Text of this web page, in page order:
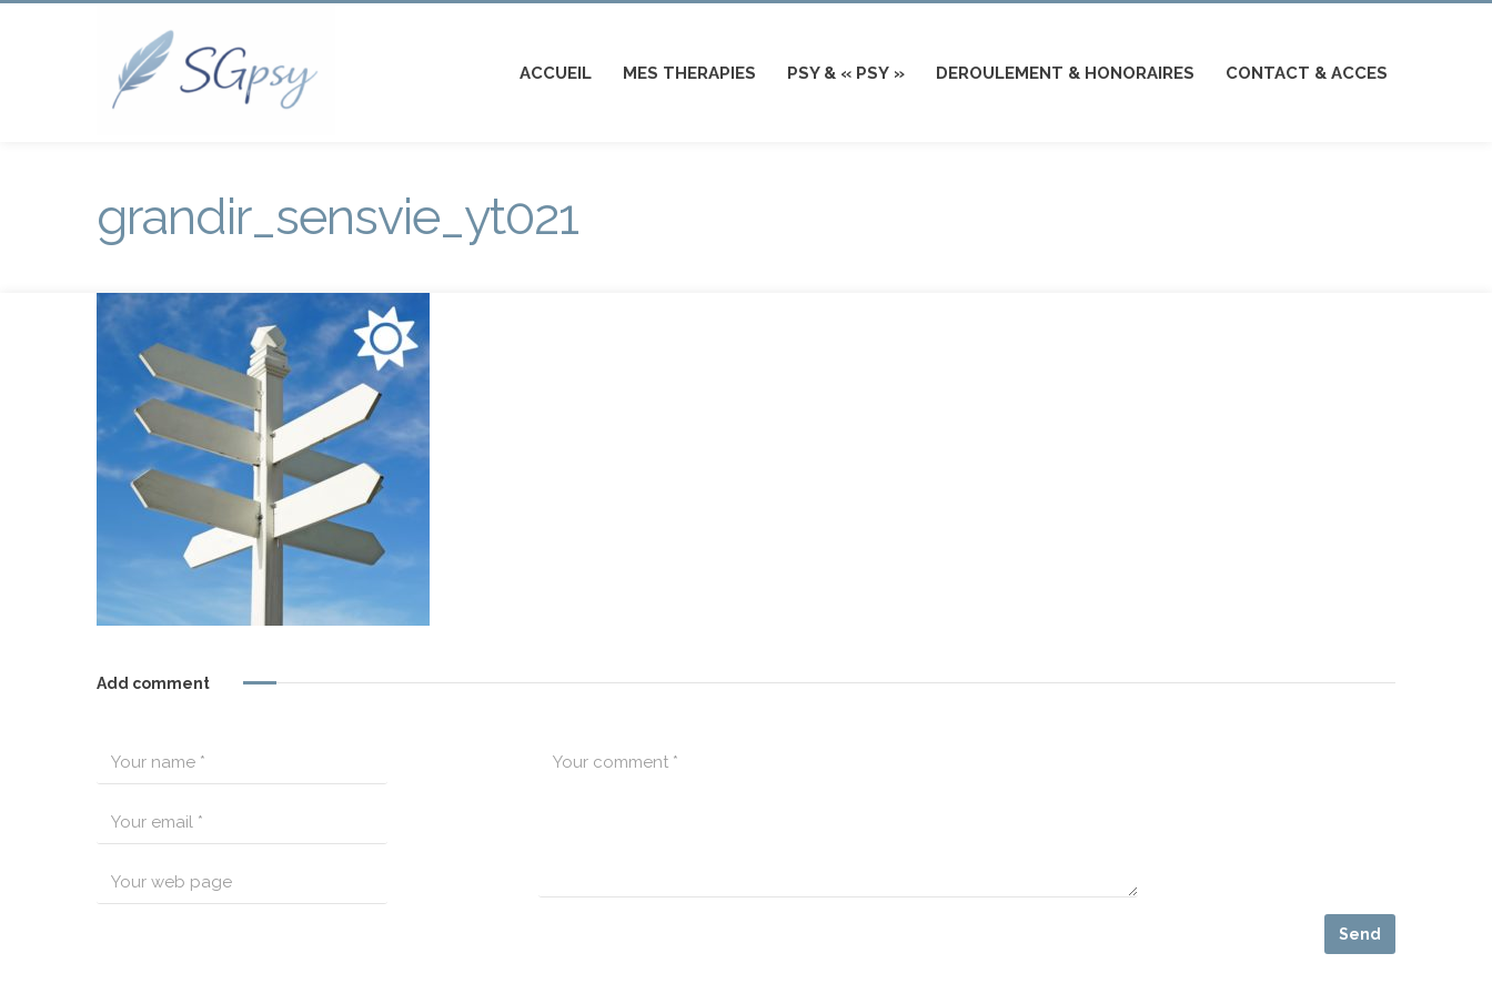
ACCUEIL MES THERAPIES PSY & « PSY » DEROULEMENT & HONORAIRES CONTACT & ACCES
grandir_sensvie_yt021
Add comment